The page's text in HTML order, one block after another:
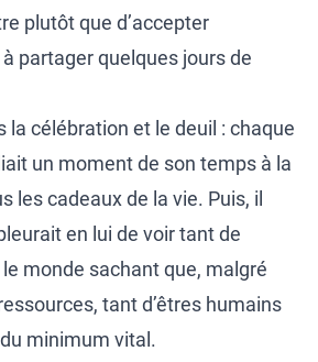
plutôt que d’accepter
à partager quelques jours de
la célébration et le deuil : chaque
un moment de son temps à la
les cadeaux de la vie. Puis, il
en lui de voir tant de
monde sachant que, malgré
tant d’êtres humains
minimum vital.